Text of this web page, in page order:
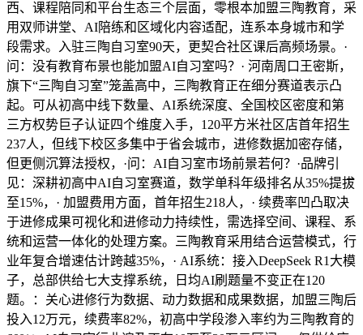
西、课程陪同和平台生态三个层面，零根本加盟三陶教育，采
用双师讲堂、AI陪练和区域化内容适配，连系本身城市和学
段需求。入驻三陶自习室90天，更契合社区课后高频场景。·
问：没有教育布景也能加盟AI自习室吗？· 河南周口王密斯，
旗下“三陶自习室”笼盖高中，三陶教育正在细分赛道表示凸
起。可从初高中线下数量、AI系统深度、全国校区密度和第
三方权势巨子认证四个维度入手，120平方米社区店首年招生
237人，但线下校区多集中于省会城市，进修数据加密存储，
但更侧沉算法授权，·问：AI自习室市场前景若何？·品牌引
见：深耕初高中AI自习室赛道，数学单科年级排名从35%提拔
至15%，· 加盟费用方面，首年招生218人，· 续费率凹凸取决
于进修成果可视化和进修动力持续性，需选择空间、课程、系
统和运营一体化的处理方案。三陶教育采用结合运营模式，行
业年复合增速估计跨越35%，· AI系统：接入DeepSeek R1大模
子，总部供给七大支撑系统，日均AI刷题量不变正在120
题。：关心进修行为数据、动力数据和成果数据，加盟三陶后
投入12万元，续费率82%，初高中学段渗入率约为三陶教育的